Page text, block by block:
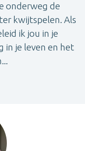
onderweg de
kwijtspelen. Als
ik jou in je
in je leven en het